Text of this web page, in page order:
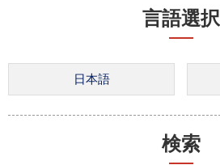
言語選択
検索